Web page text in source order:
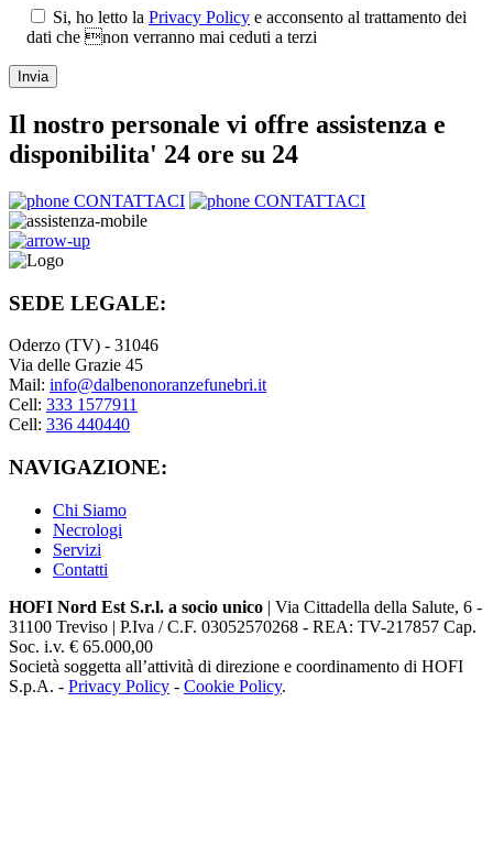
Si, ho letto la Privacy Policy e acconsento al trattamento dei
dati che non verranno mai ceduti a terzi
Il nostro personale vi offre assistenza e
disponibilita' 24 ore su 24
CONTATTACI CONTATTACI
SEDE LEGALE:
Oderzo (TV) - 31046
Via delle Grazie 45
Mail: info@dalbenonoranzefunebri.it
Cell: 333 1577911
Cell: 336 440440
NAVIGAZIONE:
Chi Siamo
Necrologi
Servizi
Contatti
HOFI Nord Est S.r.l. a socio unico | Via Cittadella della Salute, 6 -
31100 Treviso | P.Iva / C.F. 03052570268 - REA: TV-217857 Cap.
Soc. i.v. € 65.000,00
Società soggetta all’attività di direzione e coordinamento di HOFI
S.p.A. - Privacy Policy - Cookie Policy.